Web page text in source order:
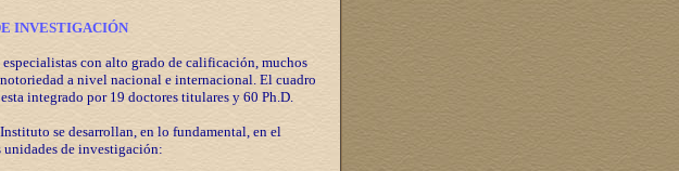
INVESTIGACIÓN
con alto grado de calificación, muchos
a nivel nacional e internacional. El cuadro
integrado por 19 doctores titulares y 60 Ph.D.
se desarrollan, en lo fundamental, en el
unidades de investigación: